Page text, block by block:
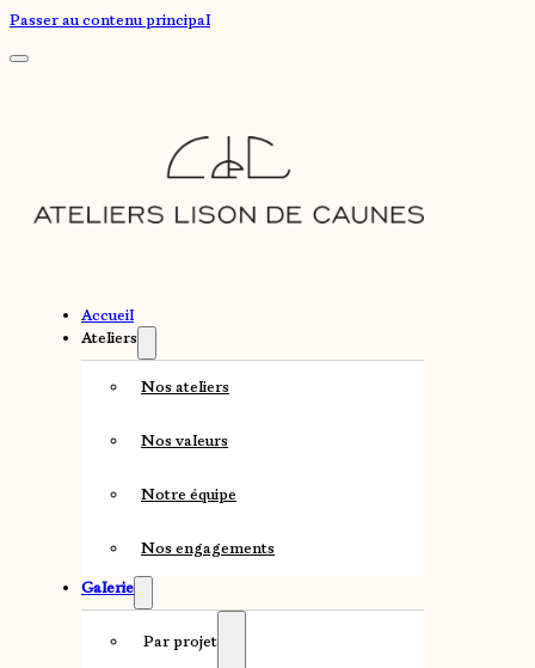
Passer au contenu principal
Accueil
Ateliers
Nos ateliers
Nos valeurs
Notre équipe
Nos engagements
Galerie
Par projet